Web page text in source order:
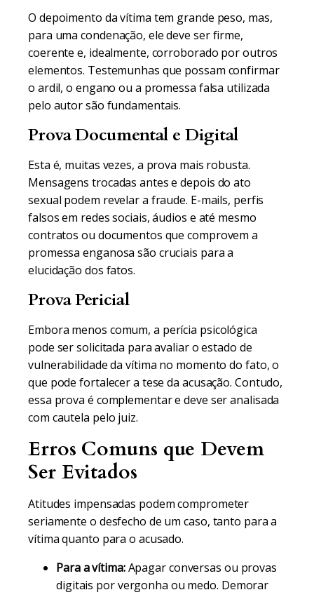
O depoimento da vítima tem grande peso, mas,
para uma condenação, ele deve ser firme,
coerente e, idealmente, corroborado por outros
elementos. Testemunhas que possam confirmar
o ardil, o engano ou a promessa falsa utilizada
pelo autor são fundamentais.
Prova Documental e Digital
Esta é, muitas vezes, a prova mais robusta.
Mensagens trocadas antes e depois do ato
sexual podem revelar a fraude. E-mails, perfis
falsos em redes sociais, áudios e até mesmo
contratos ou documentos que comprovem a
promessa enganosa são cruciais para a
elucidação dos fatos.
Prova Pericial
Embora menos comum, a perícia psicológica
pode ser solicitada para avaliar o estado de
vulnerabilidade da vítima no momento do fato, o
que pode fortalecer a tese da acusação. Contudo,
essa prova é complementar e deve ser analisada
com cautela pelo juiz.
Erros Comuns que Devem
Ser Evitados
Atitudes impensadas podem comprometer
seriamente o desfecho de um caso, tanto para a
vítima quanto para o acusado.
Para a vítima:Apagar conversas ou provas
digitais por vergonha ou medo. Demorar